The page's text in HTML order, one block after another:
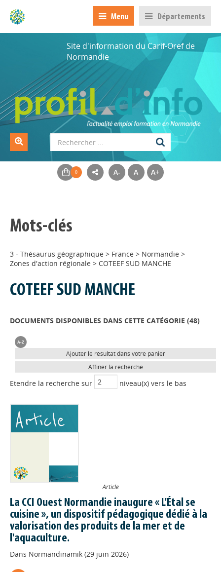
Menu Départements
Site d'information du Carif-Oref de
Normandie
A- A A+
Mots-clés
3 - Thésaurus géographique > France > Normandie >
Zones d'action régionale > COTEEF SUD MANCHE
COTEEF SUD MANCHE
DOCUMENTS DISPONIBLES DANS CETTE CATÉGORIE (48)
Ajouter le résultat dans votre panier
Affiner la recherche
Etendre la recherche sur niveau(x) vers le bas
Article
La CCI Ouest Normandie inaugure « L'Étal se
cuisine », un dispositif pédagogique dédié à la
valorisation des produits de la mer et de
l'aquaculture.
Dans Normandinamik (29 juin 2026)